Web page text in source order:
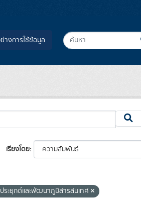
างการใช้ข้อมูล
เรียงโดย
ระยุกต์และพัฒนาภูมิสารสนเทศ